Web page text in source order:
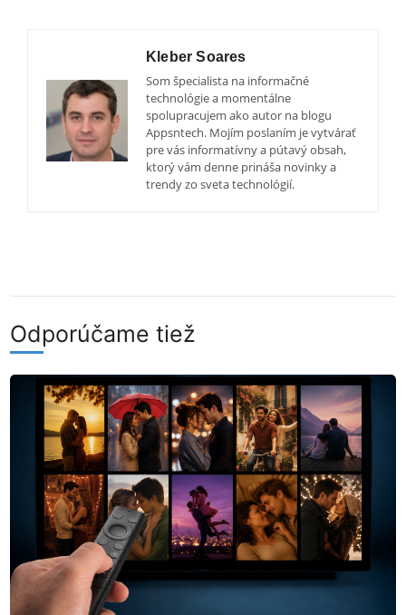
Kleber Soares
Som špecialista na informačné
technológie a momentálne
spolupracujem ako autor na blogu
Appsntech. Mojím poslaním je vytvárať
pre vás informatívny a pútavý obsah,
ktorý vám denne prináša novinky a
trendy zo sveta technológií.
Odporúčame tiež